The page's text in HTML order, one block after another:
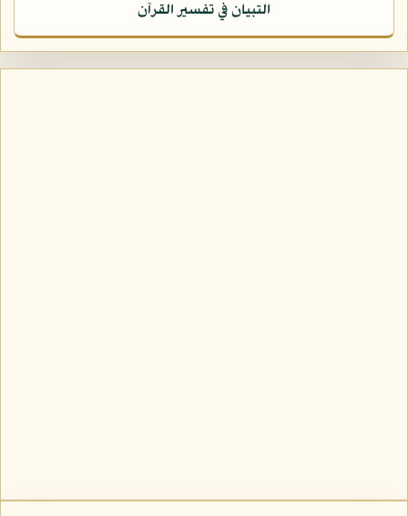
التبيان في تفسير القرآن